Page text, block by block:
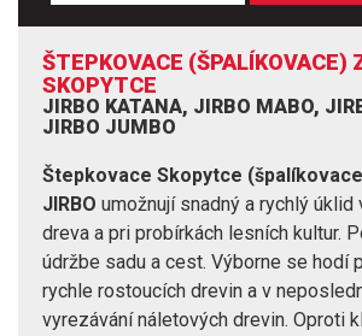
ŠTEPKOVACE (ŠPALÍKOVACE)
SKOPYTCE
JIRBO KATANA, JIRBO MABO,
JIRBO JUMBO
Štepkovace Skopytce
JIRBO umožnují snadný a rychlý
dreva a pri probírkách lesních kultur.
údržbe sadu a cest. Výborne se hodí
rychle rostoucích drevin a v
vyrezávání náletových drevin. Oproti